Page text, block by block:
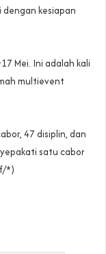
kesiapan
Mei. Ini adalah kali
multievent
47 disiplin, dan
satu cabor
*)